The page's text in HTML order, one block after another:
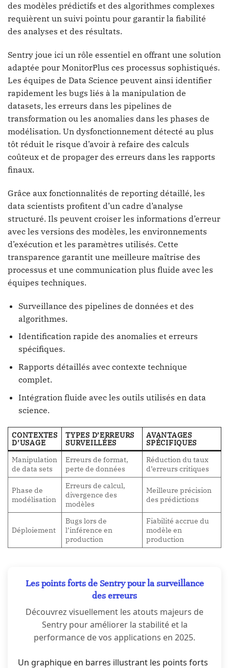
des modèles prédictifs et des algorithmes complexes
requièrent un suivi pointu pour garantir la fiabilité
des analyses et des résultats.
Sentry joue ici un rôle essentiel en offrant une solution
adaptée pour MonitorPlus ces processus sophistiqués.
Les équipes de Data Science peuvent ainsi identifier
rapidement les bugs liés à la manipulation de
datasets, les erreurs dans les pipelines de
transformation ou les anomalies dans les phases de
modélisation. Un dysfonctionnement détecté au plus
tôt réduit le risque d’avoir à refaire des calculs
coûteux et de propager des erreurs dans les rapports
finaux.
Grâce aux fonctionnalités de reporting détaillé, les
data scientists profitent d’un cadre d’analyse
structuré. Ils peuvent croiser les informations d’erreur
avec les versions des modèles, les environnements
d’exécution et les paramètres utilisés. Cette
transparence garantit une meilleure maîtrise des
processus et une communication plus fluide avec les
équipes techniques.
Surveillance des pipelines de données et des
algorithmes.
Identification rapide des anomalies et erreurs
spécifiques.
Rapports détaillés avec contexte technique
complet.
Intégration fluide avec les outils utilisés en data
science.
CONTEXTES
D’USAGE
TYPES D’ERREURS
SURVEILLÉES
AVANTAGES
SPÉCIFIQUES
Manipulation
de data sets
Erreurs de format,
perte de données
Réduction du taux
d’erreurs critiques
Phase de
modélisation
Erreurs de calcul,
divergence des
modèles
Meilleure précision
des prédictions
Déploiement
Bugs lors de
l’inférence en
production
Fiabilité accrue du
modèle en
production
Les points forts de Sentry pour la surveillance
des erreurs
Découvrez visuellement les atouts majeurs de
Sentry pour améliorer la stabilité et la
performance de vos applications en 2025.
Un graphique en barres illustrant les points forts